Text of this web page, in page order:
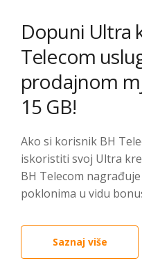
Dopuni Ultra
Telecom
prodajnom
15 GB!
Ako si korisnik BH
iskoristiti svoj Ultra
BH Telecom
poklonima u vidu
Saznaj više